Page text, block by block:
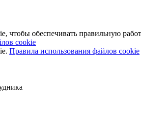
обеспечивать правильную
cookie
Правила использования файлов cookie